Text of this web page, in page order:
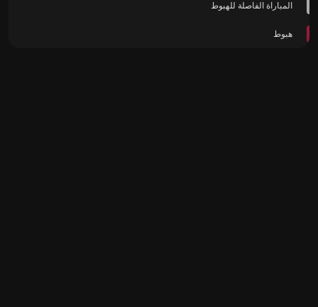
المباراة الفاصلة للهبوط
هبوط